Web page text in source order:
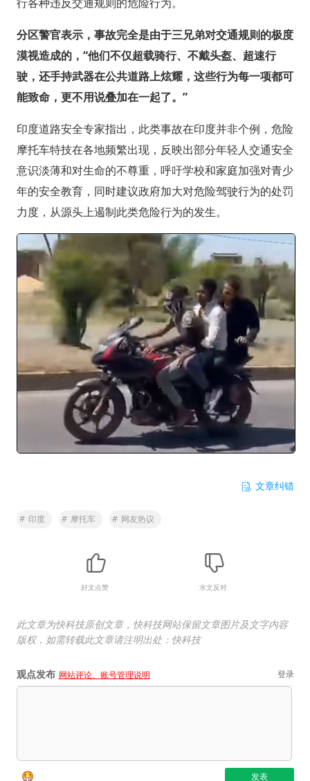
分区警官表示，事故完全是由于三兄弟对交通规则的极度
漠视造成的，“他们不仅超载骑行、不戴头盔、超速行
驶，还手持武器在公共道路上炫耀，这些行为每一项都可
能致命，更不用说叠加在一起了。”
印度道路安全专家指出，此类事故在印度并非个例，危险
摩托车特技在各地频繁出现，反映出部分年轻人交通安全
意识淡薄和对生命的不尊重，呼吁学校和家庭加强对青少
年的安全教育，同时建议政府加大对危险驾驶行为的处罚
力度，从源头上遏制此类危险行为的发生。
文章纠错
# 印度 # 摩托车 # 网友热议
好文点赞 水文反对
此文章为快科技原创文章，快科技网站保留文章图片及文字内容
版权，如需转载此文章请注明出处：快科技
观点发布 网站评论、账号管理说明 登录